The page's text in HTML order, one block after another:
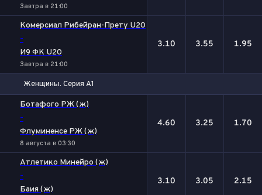
Завтра в 21:00
Комерсиал Рибейран-Прету U20
-
И9 ФК U20
Завтра в 21:00
3.10 3.55 1.95
Женщины. Серия А1
Ботафого РЖ (ж)
-
Флуминенсе РЖ (ж)
8 августа в 03:30
4.60 3.25 1.70
Атлетико Минейро (ж)
-
Баия (ж)
3.10 3.05 2.15